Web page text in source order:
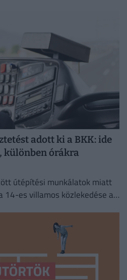
adott ki a BKK: ide
különben órákra
útépítési munkálatok miatt
14-es villamos közlekedése a